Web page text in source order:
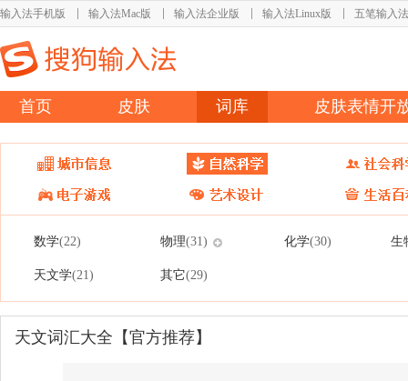
输入法手机版 输入法Mac版 输入法企业版 输入法Linux版 五笔输入法
首页 皮肤 词库 皮肤表情开
数学(22) 物理(31) 化学(30) 生
天文学(21) 其它(29)
天文词汇大全【官方推荐】